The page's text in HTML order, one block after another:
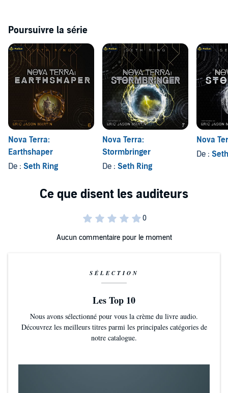
Poursuivre la série
Nova Terra:
Earthshaper
De : Seth Ring
Nova Terra:
Stormbringer
De : Seth Ring
Nova
De :
Aucun commentaire pour le moment
SÉLECTION
Les Top 10
Nous avons sélectionné pour vous la crème du livre audio.
Découvrez les meilleurs titres parmi les principales catégories de
notre catalogue.